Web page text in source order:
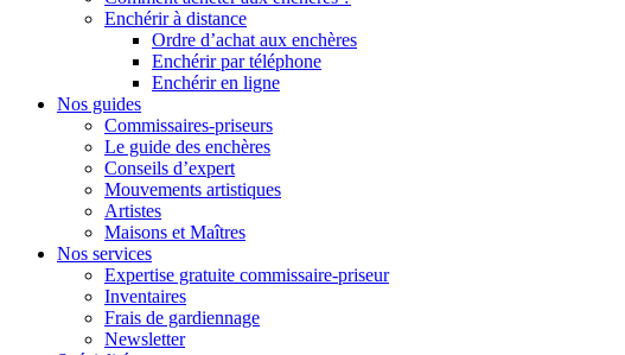
Enchérir à distance
Ordre d’achat aux enchères
Enchérir par téléphone
Enchérir en ligne
Nos guides
Commissaires-priseurs
Le guide des enchères
Conseils d’expert
Mouvements artistiques
Artistes
Maisons et Maîtres
Nos services
Expertise gratuite commissaire-priseur
Inventaires
Frais de gardiennage
Newsletter